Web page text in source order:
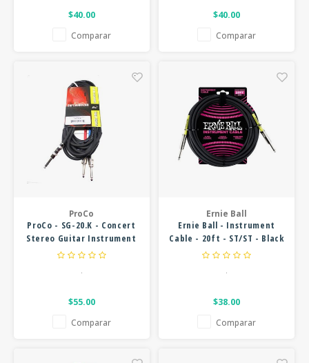
$40.00
Comparar
$40.00
Comparar
ProCo
ProCo - SG-20.K - Concert
Stereo Guitar Instrument
Y Cable - 1/4" Male to 2x
.
$55.00
Comparar
Ernie Ball
Ernie Ball - Instrument
Cable - 20ft - ST/ST - Black
.
$38.00
Comparar